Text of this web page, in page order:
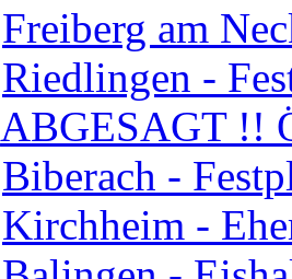
Freiberg am
Riedlingen -
ABGESAGT !!
Biberach -
Kirchheim -